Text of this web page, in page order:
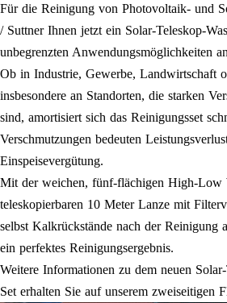
Für die Reinigung von Photovoltaik- und
/ Suttner Ihnen jetzt ein Solar-Teleskop-
unbegrenzten Anwendungsmöglichkeiten
Ob in Industrie, Gewerbe, Landwirtschaft
insbesondere an Standorten, die starken
sind, amortisiert sich das Reinigungsset
Verschmutzungen bedeuten
Einspeisevergütung.
Mit der weichen, fünf-flächigen High-Low
teleskopierbaren 10 Meter Lanze mit
selbst Kalkrückstände nach der Reinigung
ein perfektes Reinigungsergebnis.
Weitere Informationen zu dem neuen
Set erhalten Sie auf unserem zweiseitigen